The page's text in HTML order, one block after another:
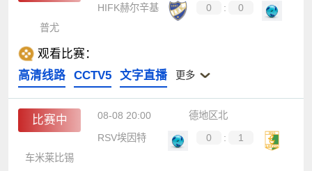
HIFK赫尔辛基 0 :
0
普尤
观看比赛：
高清线路
CCTV5 文字直播 更多
比赛中 08-08 20:00
德地区北
RSV埃因特
0 :
1
车米莱比锡